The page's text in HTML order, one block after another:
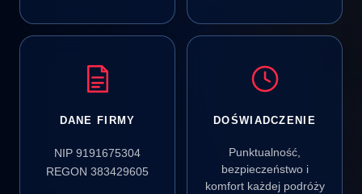
DANE FIRMY
NIP 9191675304
REGON 383429605
DOŚWIADCZENIE
Punktualność,
bezpieczeństwo i
komfort każdej podróży